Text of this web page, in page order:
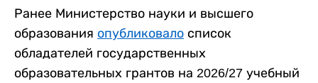
Ранее Министерство науки и высшего
образования опубликовало список
обладателей государственных
образовательных грантов на 2026/27 учебный